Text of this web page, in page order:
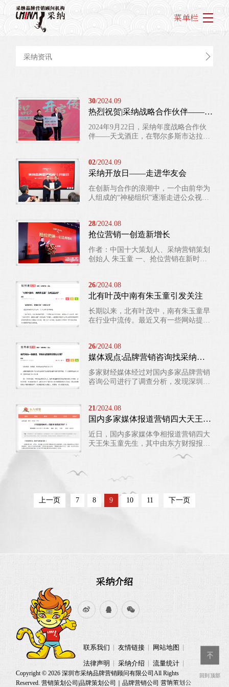
菜单栏
采纳资讯
30/2024.09
热烈祝贺|采纳战略合作伙伴——天戈酒庄正式投产！
2024年9月22日，采纳年度战略合作伙
伴——天戈酒庄，在鄂尔多斯市达拉特
见证了酒庄的重要时刻。 “天戈酒庄的
创立基于我们对市场的分析判断，源于
们对生态文明与产业发展的双重追
求。”内蒙古尚山实业有限公司董事长
示“未来我们将进一步提高...
02/2024.09
采纳开放日——走进华友会
在创新与合作的浪潮中，一个由前华为
人组成的“神秘组织”逐渐走进公众视
企业家，深入探索这个汇聚了2万多名
华为离职精英的广阔平台。 华友会，全
友会”，是一个以深圳为中心，辐射全
国乃至全球的开放式组织，由华为早期
28/2024.08
抢位营销一创造新增长
作者：中国十大策划人、采纳营销策划
创始人 朱玉童 一、抢位营销在新时代
临被淘汰的风险，‌‌品牌抢位营销的目的
就是是让企业产品卖得更贵、‌更多，‌提
销？就是通过洞察行业、洞察竞争、洞
察消费者、洞察自身，帮品牌抢到一个
26/2024.08
北有叶茂中南有朱玉童引发关注
长期以来，北有叶茂中，南有朱玉童早
在行业中流传。最近又有一些网站提及
https://hunan.ifeng.com/c/8cATc90KlbShttps://
http://www.zg8899.com/news/sh/2...
26/2024.08
媒体观点:品牌营销咨询找采纳为什么最靠谱？
多家财经媒体经过对国内多家品牌营销
咨询公司进行了调查分析，发现深圳采
请看相关报道与链接——
https://baijiahao.baidu.com/s?
id=1807602329601495179https://
08-17/doc-incixqfz9687481.shtmlhttps://...
21/2024.08
国内多家媒体报道营销四大天王朱玉童先生。
近日，国内多家媒体争相报道营销四大
天王朱玉童先生，其中由东方财报报道
的《寻找营销天王:你是不是遗漏了
http://dfcaibao.com/xinwen/16843.html
https://caifuhao.eastmoney.com/news/
https://baijiahao.baidu.com/s?
上一页 7 8 9 10 11 下一页
采纳介绍
联系我们 友情链接 网站地图
法律声明 流量统计
采纳介绍
Copyright © 2026 深圳市采纳品牌营销顾问有限公司All Rights
Reserved. 营销策划公司|品牌策划公司｜品牌营销公司营销策划公
回到顶部